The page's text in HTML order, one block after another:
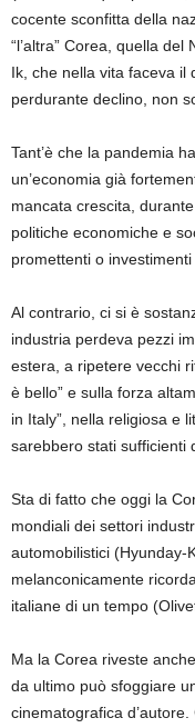
cocente sconfitta della
“l’altra” Corea, quella
Ik, che nella vita faceva il
perdurante declino non
Tant’è che la pandemia
un’economia già
mancata crescita,
politiche economiche e
promettenti o
Al contrario, ci si è
industria perdeva pezzi
estera, a ripetere vecchi
è bello” e sulla forza
in Italy” nella religiosa e
sarebbero stati sufficienti
Sta di fatto che oggi la
mondiali dei settori
automobilistici (Hyunday-
melanconicamente
italiane di un tempo
Ma la Corea riveste
da ultimo può sfoggiare
cinematografica